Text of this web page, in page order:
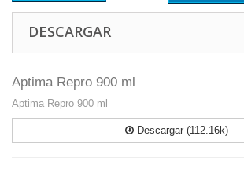
DESCARGAR
Aptima Repro 900 ml
Aptima Repro 900 ml
Descargar (112.16k)